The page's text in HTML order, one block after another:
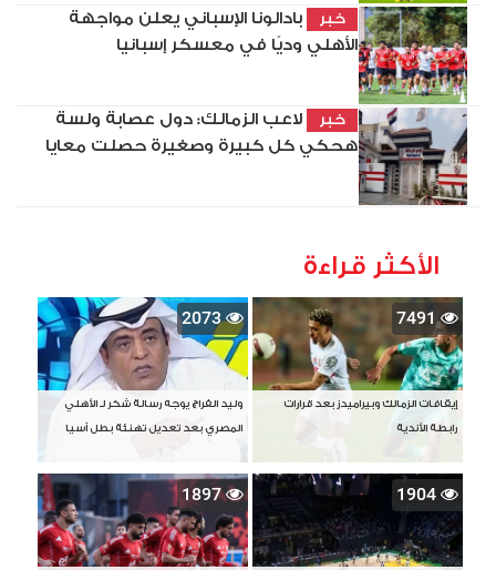
خبر
بادالونا الإسباني يعلن مواجهة
الأهلي وديًا في معسكر إسبانيا
خبر
لاعب الزمالك: دول عصابة ولسة
هحكي كل كبيرة وصغيرة حصلت معايا
الأكثر قراءة
7491
إيقافات الزمالك وبيراميدز بعد قرارات
رابطة الأندية
2073
وليد الفراج يوجه رسالة شكر لـ الأهلي
المصري بعد تعديل تهنئة بطل آسيا
1904
1897